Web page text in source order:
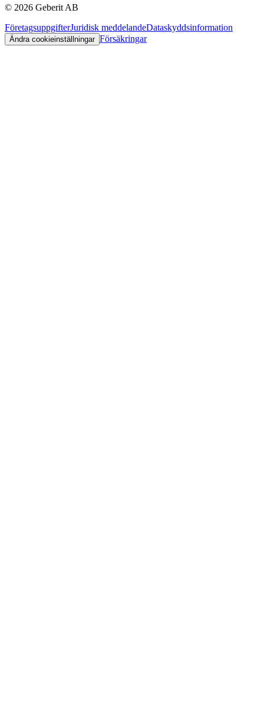
© 2026 Geberit AB
FöretagsuppgifterJuridisk meddelandeDataskyddsinformation
Ändra cookieinställningar Försäkringar